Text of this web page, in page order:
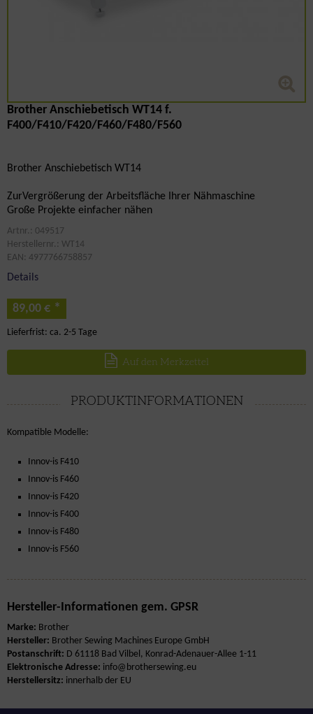
Brother Anschiebetisch WT14 f.
F400/F410/F420/F460/F480/F560
Brother Anschiebetisch WT14
ZurVergrößerung der Arbeitsfläche Ihrer Nähmaschine
Große Projekte einfacher nähen
Artnr.: 049517
Herstellernr.: WT14
EAN: 4977766758857
Details
89,00 € *
Lieferfrist: ca. 2-5 Tage
Auf den Merkzettel
PRODUKTINFORMATIONEN
Kompatible Modelle:
Innov-is F410
Innov-is F460
Innov-is F420
Innov-is F400
Innov-is F480
Innov-is F560
Hersteller-Informationen gem. GPSR
Marke: Brother
Hersteller: Brother Sewing Machines Europe GmbH
Postanschrift: D 61118 Bad Vilbel, Konrad-Adenauer-Allee 1-11
Elektronische Adresse: info@brothersewing.eu
Herstellersitz: innerhalb der EU